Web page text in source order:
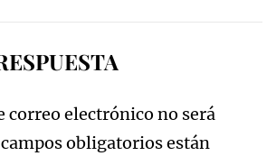
correo electrónico no será
obligatorios están